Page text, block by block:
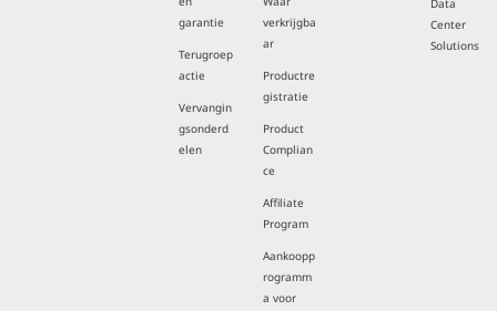
garantie
Terugroep
actie
Vervangin
gsonderd
elen
verkrijgba
ar
Productre
gistratie
Product
Complian
ce
Affiliate
Program
Aankoopp
rogramm
a voor
Data
Center
Solutions